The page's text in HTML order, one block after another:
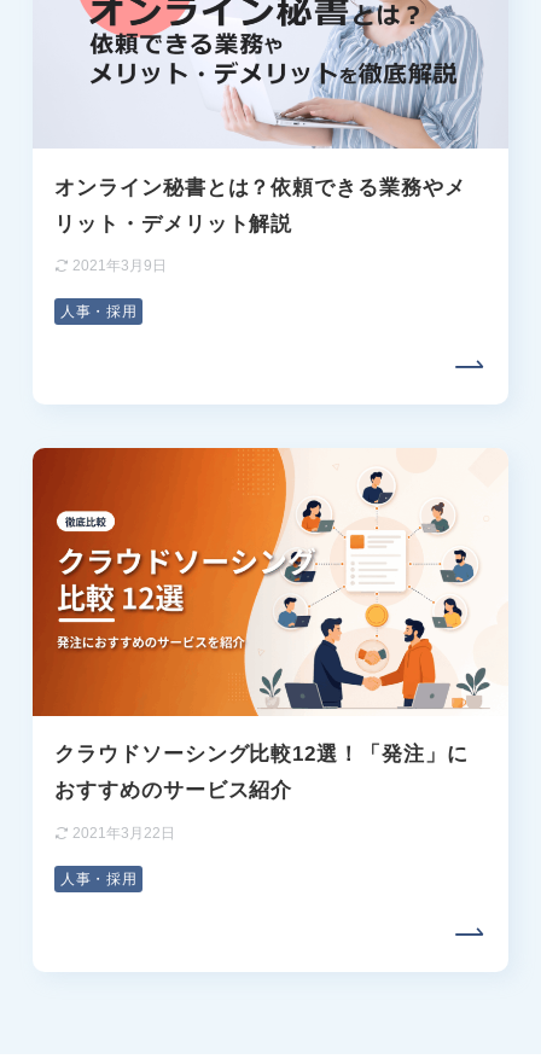
オンライン秘書とは？依頼できる業務やメ
リット・デメリット解説
2021年3月9日
人事・採用
クラウドソーシング比較12選！「発注」に
おすすめのサービス紹介
2021年3月22日
人事・採用